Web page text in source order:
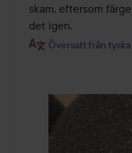
skam, eftersom
det igen.
Översatt från tyska